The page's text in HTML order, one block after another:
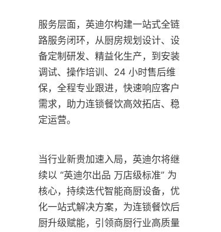
服务层面，英迪尔构建一站式全链
路服务闭环，从厨房规划设计、设
备定制研发、精益化生产，到安装
调试、操作培训、24 小时售后维
保，全程专业跟进，快速响应客户
需求，助力连锁餐饮高效拓店、稳
定运营。
当行业新贵加速入局，英迪尔将继
续以 “英迪尔出品 万店级标准” 为
核心，持续迭代智能商厨设备，优
化一站式解决方案，为连锁餐饮后
厨升级赋能，引领商厨行业高质量